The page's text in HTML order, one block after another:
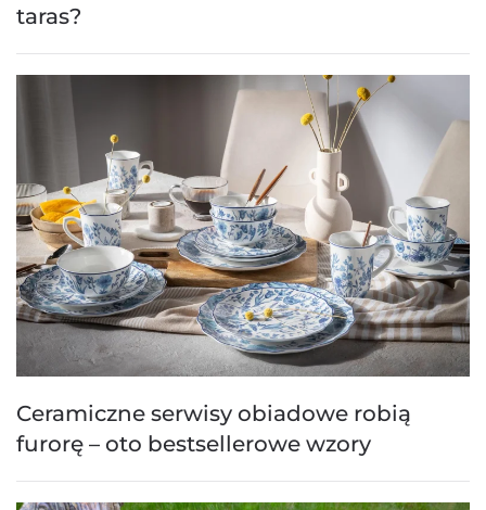
taras?
Ceramiczne serwisy obiadowe robią
furorę – oto bestsellerowe wzory